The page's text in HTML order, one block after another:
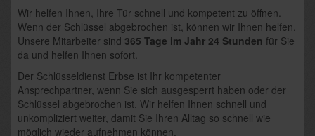
Wir helfen Ihnen, Ihre Tür schnell und kompetent zu öffnen.
Wenn der Schlüssel abgebrochen ist, können wir Ihnen helfen.
Unsere Mitarbeiter sind 365 Tage im Jahr 24 Stunden für Sie
da und helfen Ihnen sofort.
Der Schlüsseldienst Erbse ist Ihr kompetenter
Ansprechpartner, wenn Sie sich ausgesperrt haben oder der
Schlüssel abgebrochen ist. Wir helfen Ihnen schnell und
unkompliziert weiter, damit Sie Ihren Alltag so schnell wie
möglich wieder aufnehmen können.